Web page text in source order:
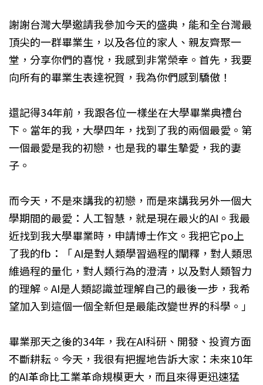
謝謝台灣大學邀請我參加今天的盛典，能和全台灣最
頂尖的一群畢業生，以及各位的家人、親友齊聚一
堂，分享你們的喜悅，我感到非常榮幸。首先，我要
向所有的畢業生表達祝賀，我為你們感到驕傲！
還記得34年前，我跟各位一樣坐在大學畢業典禮台
下。當年的我，大學四年，找到了我的兩個最愛。第
一個最愛是我的初戀，也是我的畢生摯愛，我的妻
子。
而今天，不是來講我的初戀，而是來講我另外一個大
學期間的最愛：人工智慧，就是現在最火的AI。我最
近找到我大學畢業時，申請博士作文。我把它po上
了我的fb：「 AI是對人類學習過程的闡釋，對人類思
維過程的量化，對人類行為的澄清，以及對人類智力
的理解。AI是人類認識並理解自己的最後一步，我希
望加入到這個一個全新但是最能改變世界的科學。」
畢業那天之後的34年，我在AI科研、開發、投資方面
不斷耕耘。今天，我很有把握地告訴大家：未來10年
的AI革命比工業革命規模更大，而且來得更迅速猛